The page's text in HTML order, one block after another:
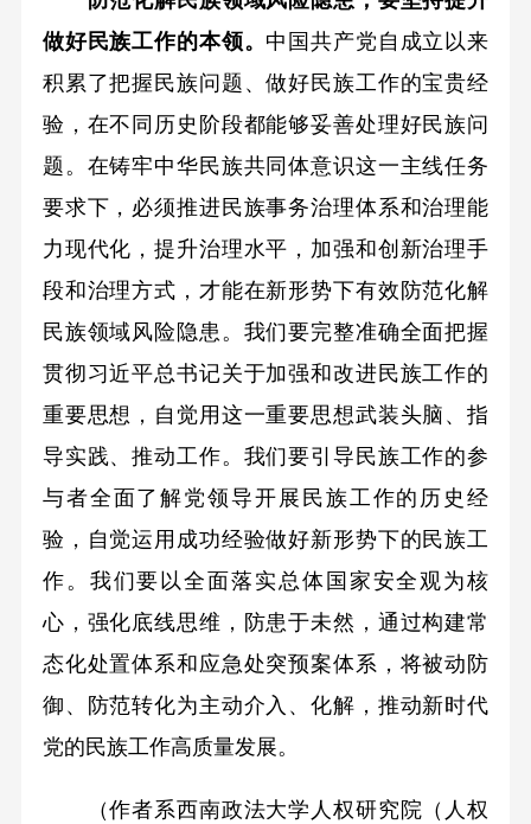
做好民族工作的本领。 中国共产党自成立以来
积累了把握民族问题、做好民族工作的宝贵经
验，在不同历史阶段都能够妥善处理好民族问
题。在铸牢中华民族共同体意识这一主线任务
要求下，必须推进民族事务治理体系和治理能
力现代化，提升治理水平，加强和创新治理手
段和治理方式，才能在新形势下有效防范化解
民族领域风险隐患。我们要完整准确全面把握
贯彻习近平总书记关于加强和改进民族工作的
重要思想，自觉用这一重要思想武装头脑、指
导实践、推动工作。我们要引导民族工作的参
与者全面了解党领导开展民族工作的历史经
验，自觉运用成功经验做好新形势下的民族工
作。我们要以全面落实总体国家安全观为核
心，强化底线思维，防患于未然，通过构建常
态化处置体系和应急处突预案体系，将被动防
御、防范转化为主动介入、化解，推动新时代
党的民族工作高质量发展。
（作者系西南政法大学人权研究院（人权